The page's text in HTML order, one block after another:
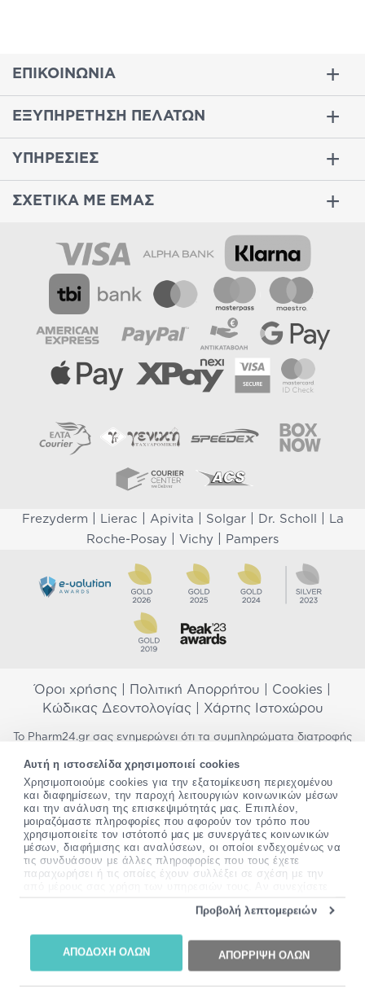
Αυτή η ιστοσελίδα χρησιμοποιεί cookies
Χρησιμοποιούμε cookies για την εξατομίκευση περιεχομένου
και διαφημίσεων, την παροχή λειτουργιών κοινωνικών μέσων
και την ανάλυση της επισκεψιμότητάς μας. Επιπλέον,
μοιραζόμαστε πληροφορίες που αφορούν τον τρόπο που
χρησιμοποιείτε τον ιστότοπό μας με συνεργάτες κοινωνικών
μέσων, διαφήμισης και αναλύσεων, οι οποίοι ενδεχομένως να
τις συνδυάσουν με άλλες πληροφορίες που τους έχετε
παραχωρήσει ή τις οποίες έχουν συλλέξει σε σχέση με την
να δείτεεδώ.
Προβολή λεπτομερειών
ΑΠΟΔΟΧΗ ΟΛΩΝ ΑΠΟΡΡΙΨΗ ΟΛΩΝ
ΕΠΙΚΟΙΝΩΝΙΑ
ΕΞΥΠΗΡΕΤΗΣΗ ΠΕΛΑΤΩΝ
ΥΠΗΡΕΣΙΕΣ
ΣΧΕΤΙΚΑ ΜΕ ΕΜΑΣ
Frezyderm Lierac Apivita Solgar| Dr. Scholl
La
Roche-Posay
Vichy Pampers
Όροι χρήσης Πολιτική Απορρήτου Cookies
Κώδικας Δεοντολογίας| Χάρτης Ιστοχώρου
Το Pharm24.gr σας ενημερώνει ότι τα συμπληρώματα διατροφής
προορίζονται για την πρόληψη, αγωγή ή θεραπεία ανθρώπινης
νόσου. Συμβουλευτείτε τον γιατρό σας εάν είστε έγκυος,
θηλάζετε, ακολουθείτε παράλληλα φαρμακευτική αγωγή ή
αντιμετωπίζετε προβλήματα υγείας πριν χρησιμοποιήσετε
οποιοδήποτε συμπλήρωμα διατροφής. Προσπαθούμε διαρκώς να
σας παρέχουμε ακριβείς και έγκυρες πληροφορίες. Σε περίπτωση
που έχετε κάποια ερώτηση ή παρατήρηση σχετικά με αυτές,
παρακαλώεπικοινωνήστε μαζί μας.
2012-2026 - All rights Reserved •
Website by